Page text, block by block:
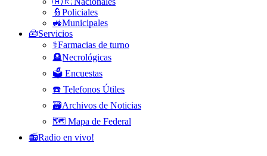
👮Policiales
🚜Municipales
🧰Servicios
⚕️Farmacias de turno
🪦Necrológicas
🗳️ Encuestas
☎️ Telefonos Útiles
🗃️Archivos de Noticias
🗺️ Mapa de Federal
📻Radio en vivo!